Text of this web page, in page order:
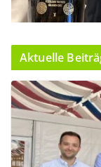
Aktuelle